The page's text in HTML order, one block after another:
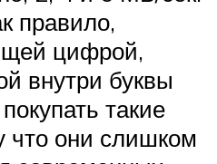
правило,
цифрой,
внутри буквы
такие
что они слишком